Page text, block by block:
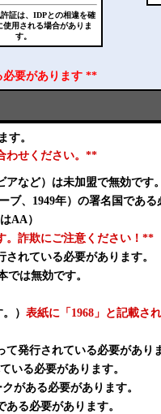
証は、IDPとの相違を確
使用される場合がありま
す。
必要があります **
す。
わせください。**
など）は未加盟で無効です。
、1949年）の署名国である
AA）
。詐欺にご注意ください！**
れている必要があります。
は無効です。
） 表紙に「1968」と記載さ
発行されている必要があり
いる必要があります。
がある必要があります。
る必要があります。